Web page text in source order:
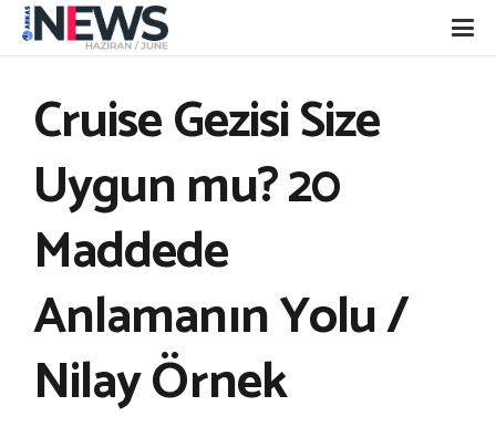
Cruise Gezisi Size
Uygun mu? 20
Maddede
Anlamanın Yolu /
Nilay Örnek